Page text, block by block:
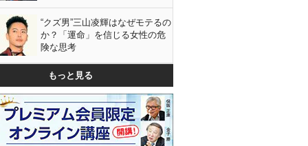
“クズ男”三山凌輝はなぜモテるの
か？「運命」を信じる女性の危
険な思考
もっと見る